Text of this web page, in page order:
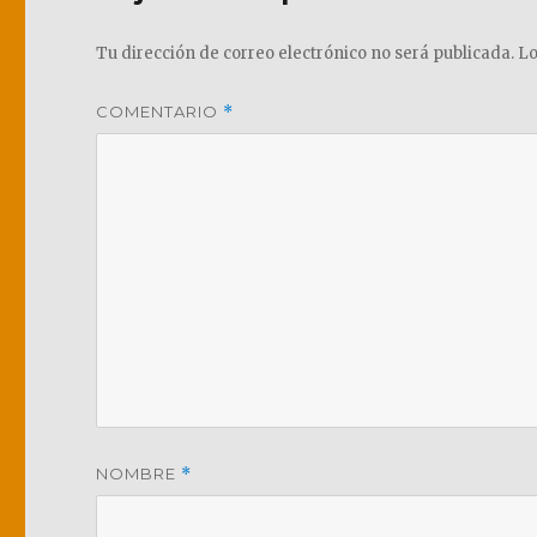
Tu dirección de correo electrónico no será publicada.
COMENTARIO *
NOMBRE *